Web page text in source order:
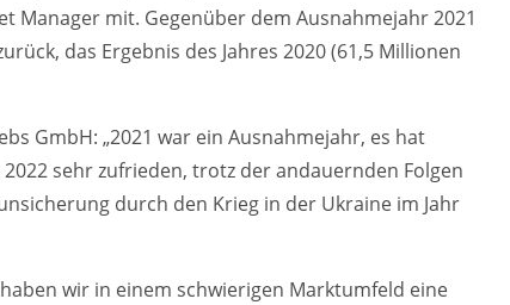
Manager mit. Gegenüber dem Ausnahmejahr 2021
das Ergebnis des Jahres 2020 (61,5 Millionen
GmbH: „2021 war ein Ausnahmejahr, es hat
sehr zufrieden, trotz der andauernden Folgen
durch den Krieg in der Ukraine im Jahr
wir in einem schwierigen Marktumfeld eine